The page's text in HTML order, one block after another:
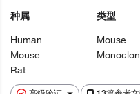
种属
Human
Mouse
Rat
类型
Mouse